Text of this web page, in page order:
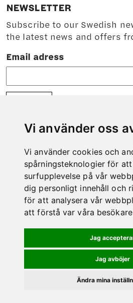
Vi använder oss
Vi använder cookies och
spårningsteknologier för
surfupplevelse på vår
dig personligt innehåll och
för att analysera vår
att förstå var våra
Jag
Jag avböjer
Ändra mina
NEWSLETTER
Subscribe to our Swedish
the latest news and offers
Email adress
CONTACT
Do not hesitate to contact
we can help you with.
Phone: 0978-600 00
E-mail:info@kero.se